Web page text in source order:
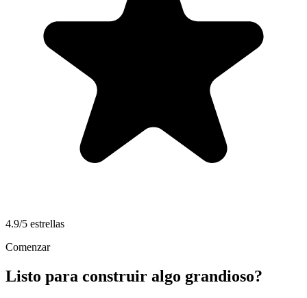
4.9/5 estrellas
Comenzar
Listo para construir algo grandioso?